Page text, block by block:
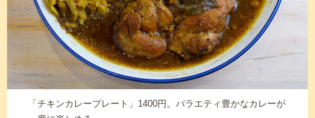
「チキンカレープレート」1400円。バラエティ豊かなカレーが